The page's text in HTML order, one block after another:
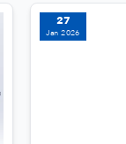
27
Jan 2026